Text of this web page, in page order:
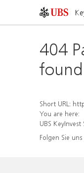
404
found
Short URL:
You are here:
UBS
Folgen Sie